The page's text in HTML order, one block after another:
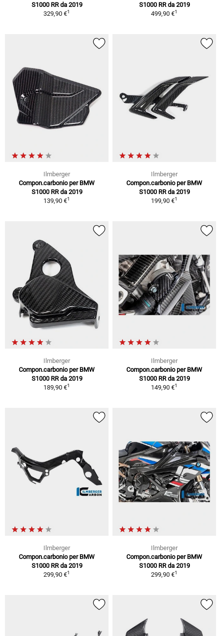
S1000 RR da 2019
329,90 €1
S1000 RR da 2019
499,90 €1
Ilmberger
Compon.carbonio per BMW
S1000 RR da 2019
139,90 €1
Ilmberger
Compon.carbonio per BMW
S1000 RR da 2019
199,90 €1
Ilmberger
Compon.carbonio per BMW
S1000 RR da 2019
189,90 €1
Ilmberger
Compon.carbonio per BMW
S1000 RR da 2019
149,90 €1
Ilmberger
Compon.carbonio per BMW
S1000 RR da 2019
299,90 €1
Ilmberger
Compon.carbonio per BMW
S1000 RR da 2019
299,90 €1